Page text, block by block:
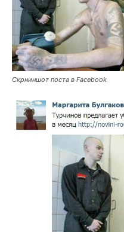
Скрниншот поста в Facebook